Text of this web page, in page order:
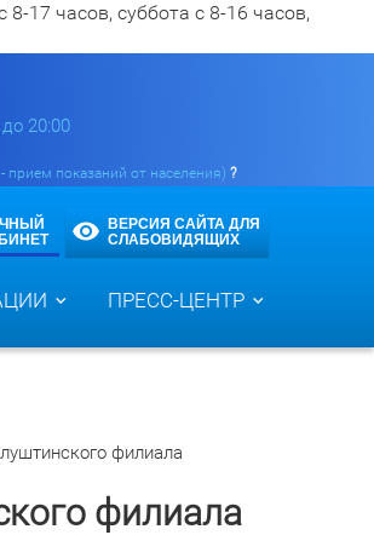
17 часов, суббота с 8-16 часов,
20:00
прием показаний от населения) ?
ВЕРСИЯ САЙТА ДЛЯ
СЛАБОВИДЯЩИХ
ПРЕСС-ЦЕНТР
филиала
филиала